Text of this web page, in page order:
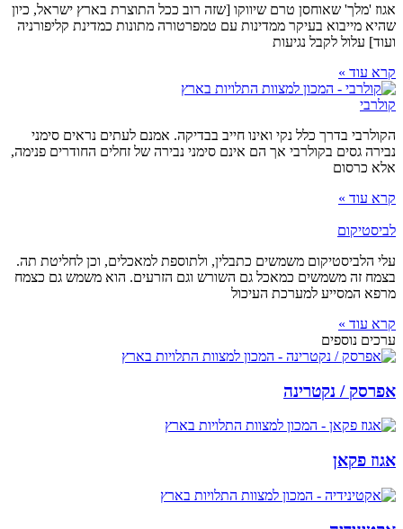
אגוז 'מלך' שאוחסן טרם שיווקו [שזה רוב ככל התוצרת בארץ ישראל, כיון
שהיא מייבוא בעיקר ממדינות עם טמפרטורה מתונות כמדינת קליפורניה
ועוד] עלול לקבל נגיעות
קרא עוד »
קולרבי
הקולרבי בדרך כלל נקי ואינו חייב בבדיקה. אמנם לעתים נראים סימני
נבירה גסים בקולרבי אך הם אינם סימני נבירה של זחלים החודרים פנימה,
אלא כרסום
קרא עוד »
לביסטיקום
עלי הלביסטיקום משמשים כתבלין, ולתוספת למאכלים, וכן לחליטת תה.
בצמח זה משמשים כמאכל גם השורש וגם הזרעים. הוא משמש גם כצמח
מרפא המסייע למערכת העיכול
קרא עוד »
ערכים נוספים
אפרסק / נקטרינה
אגוז פקאן